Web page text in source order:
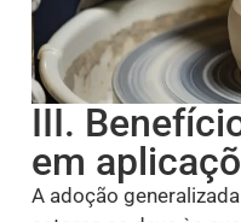
III.
em
A adoção